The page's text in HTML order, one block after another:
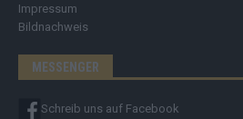
Impressum
Bildnachweis
MESSENGER
Schreib uns auf Facebook